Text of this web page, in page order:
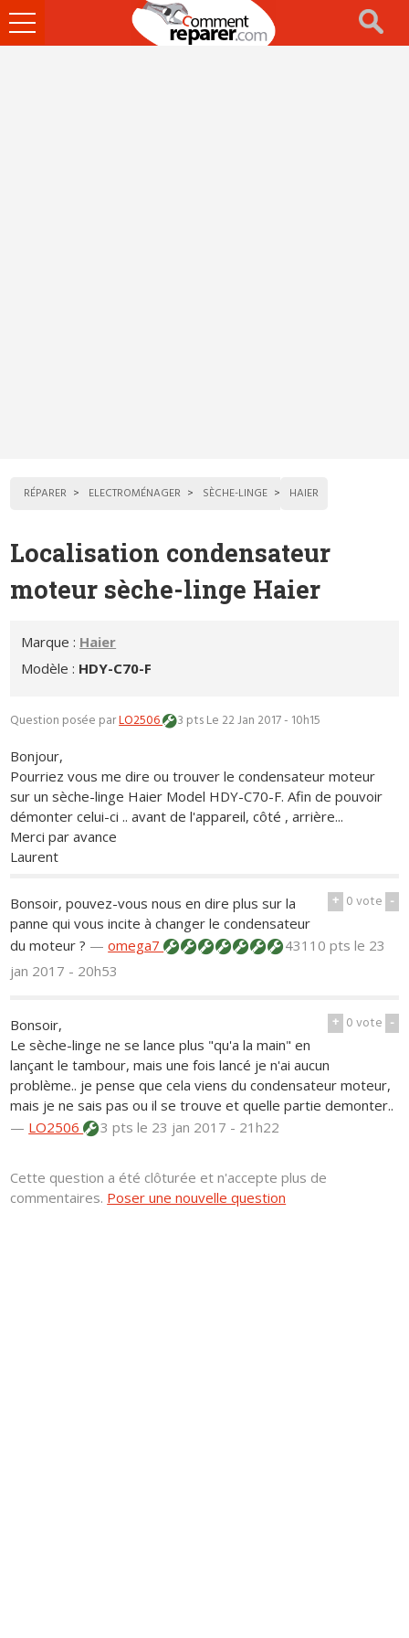
Ouvrir
le
RÉPARER ELECTROMÉNAGER SÈCHE-LINGE HAIER
Localisation condensateur
moteur sèche-linge Haier
Marque : Haier
Modèle : HDY-C70-F
Question posée parLO2506 3 ptsLe 22 Jan 2017 - 10h15
Bonjour,
Pourriez vous me dire ou trouver le condensateur moteur
sur un sèche-linge Haier Model HDY-C70-F. Afin de pouvoir
démonter celui-ci .. avant de l'appareil, côté , arrière...
Merci par avance
Laurent
+ 0vote -
Bonsoir, pouvez-vous nous en dire plus sur la
panne qui vous incite à changer le condensateur
du moteur ? —omega7 43110 ptsle 23
jan 2017 - 20h53
+ 0vote -
Bonsoir,
Le sèche-linge ne se lance plus "qu'a la main" en
lançant le tambour, mais une fois lancé je n'ai aucun
problème.. je pense que cela viens du condensateur moteur,
mais je ne sais pas ou il se trouve et quelle partie demonter..
— LO2506 3 ptsle 23 jan 2017 - 21h22
Cette question a été clôturée et n'accepte plus de
commentaires. Poser une nouvelle question